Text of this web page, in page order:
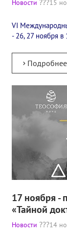
✔️ Заказать
Выставка
Авторское
Новости 15
VI
- 26, 27 ноября в
17 ноября -
«Тайной
Новости 14